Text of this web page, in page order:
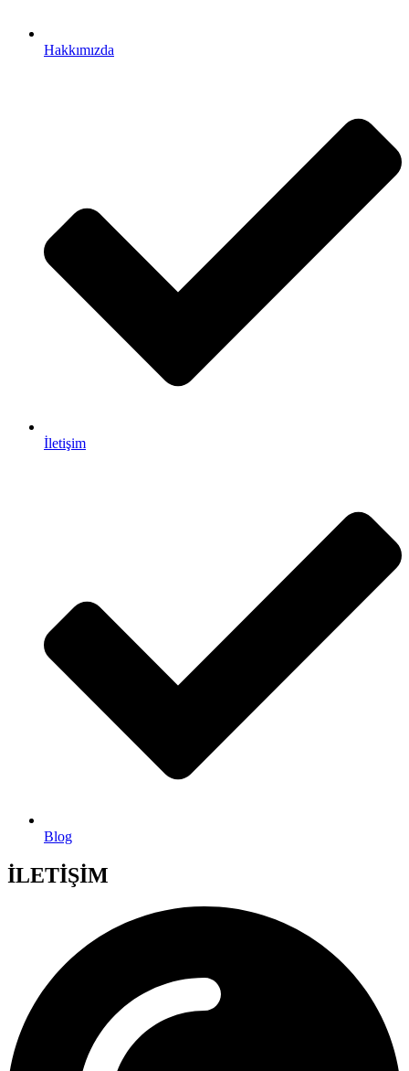
Hakkımızda
İletişim
Blog
İLETİŞİM